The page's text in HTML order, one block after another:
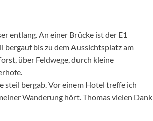
entlang. An einer Brücke ist der E1
bergauf bis zu dem Aussichtsplatz am
über Feldwege, durch kleine
steil bergab. Vor einem Hotel treffe ich
Wanderung hört. Thomas vielen Dank